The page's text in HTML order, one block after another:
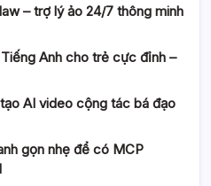
– trợ lý ảo 24/7 thông minh
Anh cho trẻ cực đỉnh –
AI video cộng tác bá đạo
gọn nhẹ để có MCP